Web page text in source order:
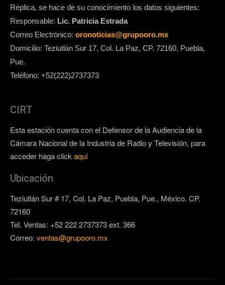
Réplica, se hace de su conocimiento los datos siguientes:
Responsable: Lic. Patricia Estrada
Correo Electrónico: oronoticias@grupooro.mx
Domicilio: Teziutlán Sur 17, Col. La Paz, CP. 72160, Puebla,
Pue.
Teléfono: +52(222)2737373
CIRT
Esta estación cuenta con el Defensor de la Audiencia de la
Cámara Nacional de la Industria de Radio y Televisión, para
acceder haga click aquí
Ubicación
Teziutlán Sur # 17, Col. La Paz, Puebla, Pue., México. CP.
72160
Tel. Ventas: +52 222 2737373 ext. 366
Correo: ventas@grupooro.mx